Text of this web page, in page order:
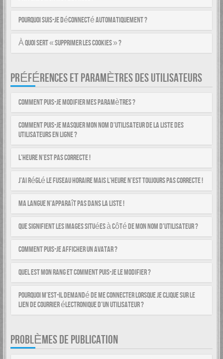
Pourquoi suis-je déconnecté automatiquement ?
À quoi sert « Supprimer les cookies » ?
PRÉFÉRENCES ET PARAMÈTRES DES UTILISATEURS
Comment puis-je modifier mes paramètres ?
Comment puis-je masquer mon nom d’utilisateur de la liste des
utilisateurs en ligne ?
L’heure n’est pas correcte !
J’ai réglé le fuseau horaire mais l’heure n’est toujours pas correcte !
Ma langue n’apparaît pas dans la liste !
Que signifient les images situées à côté de mon nom d’utilisateur ?
Comment puis-je afficher un avatar ?
Quel est mon rang et comment puis-je le modifier ?
Pourquoi m’est-il demandé de me connecter lorsque je clique sur le
lien de courrier électronique d’un utilisateur ?
PROBLÈMES DE PUBLICATION